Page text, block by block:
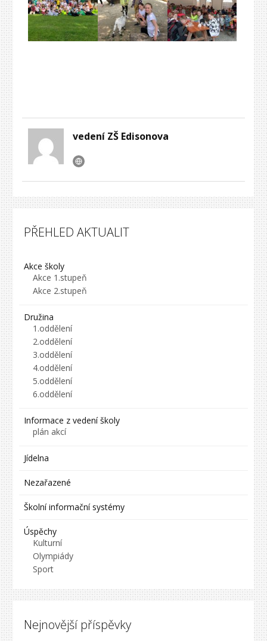
vedení ZŠ Edisonova
PŘEHLED AKTUALIT
Akce školy
Akce 1.stupeň
Akce 2.stupeň
Družina
1.oddělení
2.oddělení
3.oddělení
4.oddělení
5.oddělení
6.oddělení
Informace z vedení školy
plán akcí
Jídelna
Nezařazené
Školní informační systémy
Úspěchy
Kulturní
Olympiády
Sport
Nejnovější příspěvky